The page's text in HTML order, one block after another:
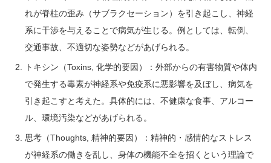
れが脊柱の歪み（サブラクセーション）を引き起こし、神経
系に干渉を与えることで病気が生じる。例としては、転倒、
交通事故、不適切な姿勢などがあげられる。
トキシン（Toxins, 化学的要因）：外部からの有害物質や体内
で発生する毒素が神経系や免疫系に悪影響を及ぼし、病気を
引き起こすと考えた。具体的には、不健康な食事、アルコー
ル、環境汚染などがあげられる。
思考（Thoughts, 精神的要因）：精神的・感情的なストレス
が神経系の働きを乱し、身体の機能不全を招くという理論で